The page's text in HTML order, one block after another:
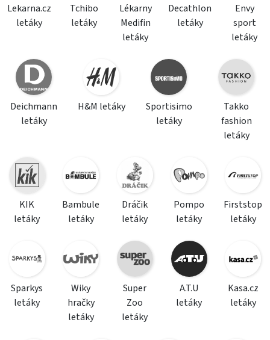
Lekarna.cz
letáky
Tchibo
letáky
Lékarny
Medifin
letáky
Decathlon
letáky
Envy
sport
letáky
Deichmann
letáky
H&M letáky
Sportisimo
letáky
Takko
fashion
letáky
KIK
letáky
Bambule
letáky
Dráčik
letáky
Pompo
letáky
Firststop
letáky
Sparkys
letáky
Wiky
hračky
letáky
Super
Zoo
letáky
A.T.U
letáky
Kasa.cz
letáky